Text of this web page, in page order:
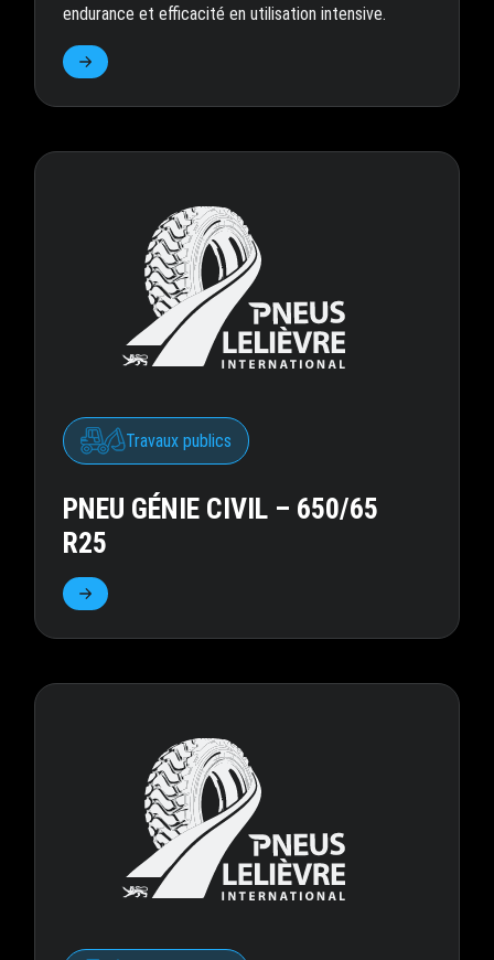
endurance et efficacité en utilisation intensive.
Travaux publics
PNEU GÉNIE CIVIL – 650/65
R25